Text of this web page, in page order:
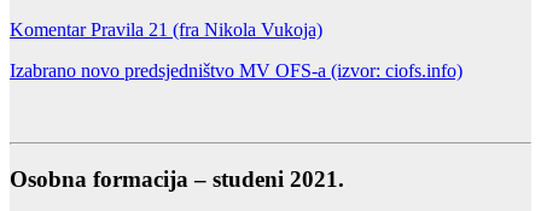
Komentar Pravila 21 (fra Nikola Vukoja)
Izabrano novo predsjedništvo MV OFS-a (izvor: ciofs.info)
Osobna formacija – studeni 2021.